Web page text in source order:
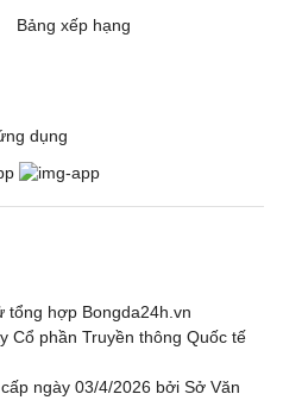
Bảng xếp hạng
dụng
tổng hợp Bongda24h.vn
Cổ phần Truyền thông Quốc tế
ngày 03/4/2026 bởi Sở Văn